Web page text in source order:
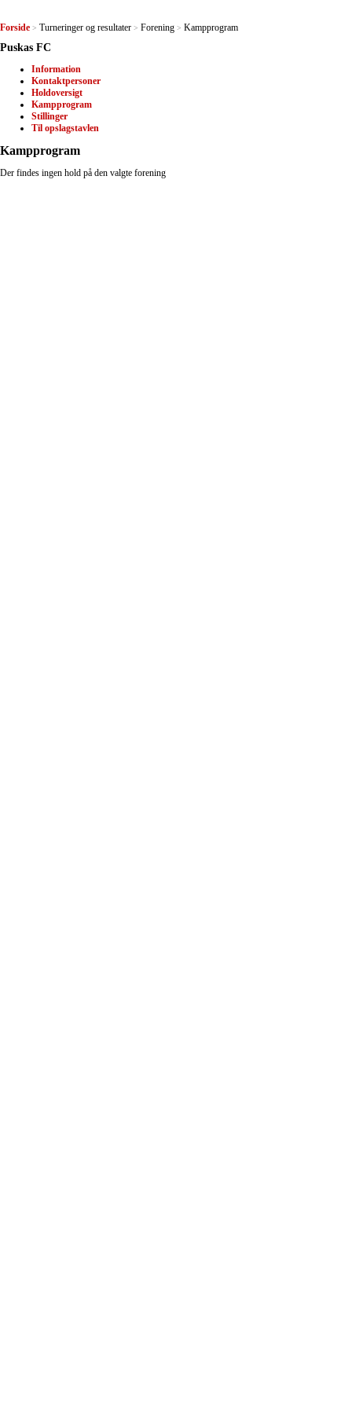
Forside > Turneringer og resultater > Forening > Kampprogram
Puskas FC
Information
Kontaktpersoner
Holdoversigt
Kampprogram
Stillinger
Til opslagstavlen
Kampprogram
Der findes ingen hold på den valgte forening